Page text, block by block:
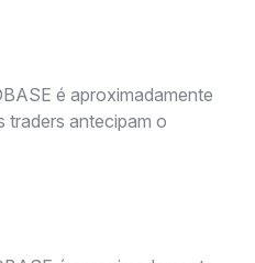
é aproximadamente
traders antecipam o